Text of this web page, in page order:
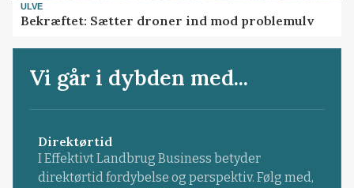
ULVE
Bekræftet: Sætter droner ind mod problemulv
Vi går i dybden med...
Direktørtid
I Effektivt Landbrug Business betyder
direktørtid fordybelse og perspektiv. Følg med,